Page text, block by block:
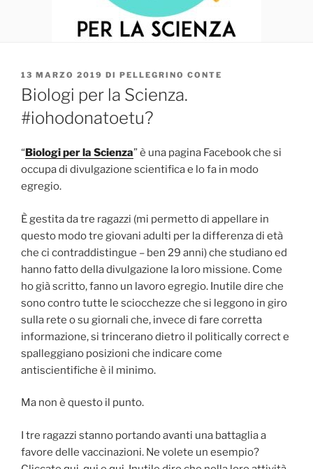
PUBBLICATO
IL
13 MARZO 2019 DI PELLEGRINO CONTE
Biologi per la Scienza.
#iohodonatoetu?
“Biologi per la Scienza” è una pagina Facebook che si
occupa di divulgazione scientifica e lo fa in modo
egregio.
È gestita da tre ragazzi (mi permetto di appellare in
questo modo tre giovani adulti per la differenza di età
che ci contraddistingue – ben 29 anni) che studiano ed
hanno fatto della divulgazione la loro missione. Come
ho già scritto, fanno un lavoro egregio. Inutile dire che
sono contro tutte le sciocchezze che si leggono in giro
sulla rete o su giornali che, invece di fare corretta
informazione, si trincerano dietro il politically correct e
spalleggiano posizioni che indicare come
antiscientifiche è il minimo.
Ma non è questo il punto.
I tre ragazzi stanno portando avanti una battaglia a
favore delle vaccinazioni. Ne volete un esempio?